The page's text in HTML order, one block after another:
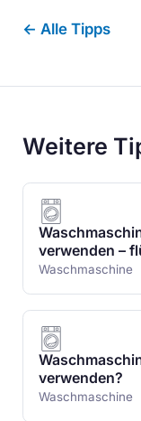
← Alle Tipps
Weitere
verwenden –
Waschmaschine
verwenden?
Waschmaschine